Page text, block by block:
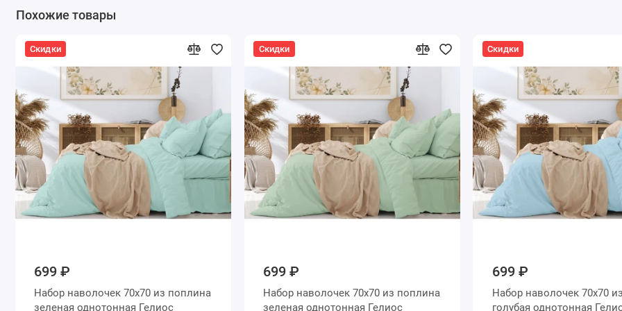
Похожие товары
Скидки
699 ₽
Набор наволочек 70х70 из поплина
зеленая однотонная Гелиос
Скидки
699 ₽
Набор наволочек 70х70 из поплина
зеленая однотонная Гелиос
Скидки
699 ₽
Набор наволочек 70х70 из поплина
голубая однотонная